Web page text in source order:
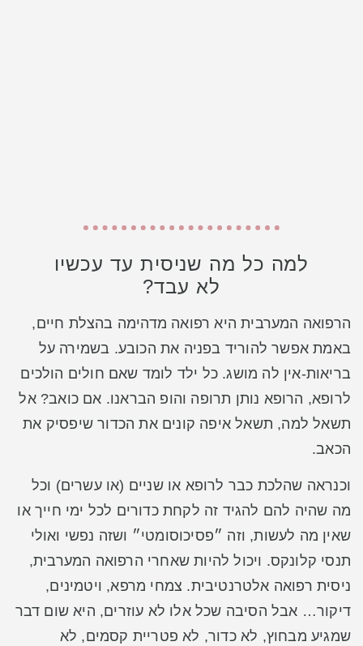
למה כל מה שניסית עד עכשיו
לא עבד?
הרפואה המערבית היא רפואה מדהימה בהצלת חיים,
באמת אפשר להוריד בפניה את הכובע. בשמירה על
בריאות-אין לה מושג. כל ילד לומד שאם חולים הולכים
לרופא, הרופא נותן תרופה והופ הבראנו. אם כואב? אל
תשאל למה, תשאל איפה קונים את הכדור שיפסיק את
הכאב.
וכנראה שהלכת כבר לרופא או שניים (או עשרים) וכל
מה שהיה להם להגיד זה לקחת כדורים לכל ימי חייך או
שאין מה לעשות, וזה ״פסיכוסומטי״ ושזה נפשי ואולי
תנסי קלונקס. ויכול להיות שאחרי הרפואה המערבית,
ניסית רפואה אלטרנטיבית. צמחי מרפא, ויטמינים,
דיקור… אבל הסיבה שכל אלו לא עוזרים, היא שום דבר
שמגיע מבחוץ, לא כדור, לא פטריית קסמים, לא